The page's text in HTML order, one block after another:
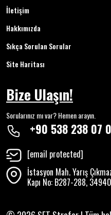
İletişim
Hakkımızda
Sıkça Sorulan Sorular
Site Haritası
Bize Ulaşın!
Sorularınız mı var? Hemen arayın.
+90 538 238 07
[email protected]
İstasyon Mah. Yarış
Kapı No: B287-288,